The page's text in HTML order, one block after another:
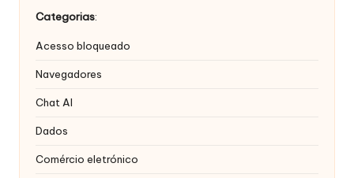
Categorias:
Acesso bloqueado
Navegadores
Chat AI
Dados
Comércio eletrónico